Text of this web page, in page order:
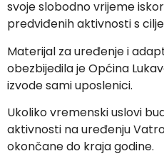
svoje slobodno vrijeme
predviđenih aktivnosti s
Materijal za uređenje i
obezbijedila je Općina
izvode sami uposlenici.
Ukoliko vremenski uslovi
aktivnosti na uređenju
okončane do kraja godine.